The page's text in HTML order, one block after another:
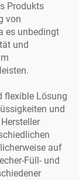
Produkts
von
es unbedingt
und
flexible Lösung
und
auf
Füll- und